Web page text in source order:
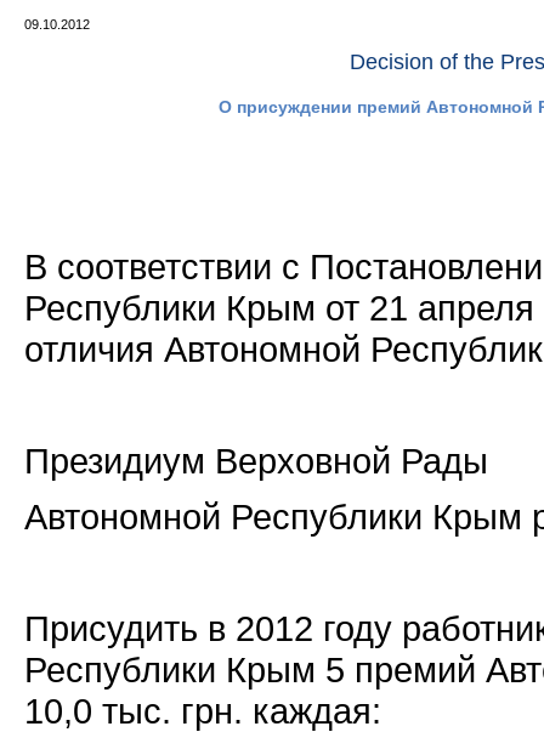
09.10.2012
Decision of the
О присуждении премий Автономной
В соответствии с
Республики Крым от 21
отличия Автономной
Президиум Верховной Рады
Автономной Республики Крым
Присудить в 2012 году
Республики Крым 5 премий
10,0 тыс. грн. каждая: